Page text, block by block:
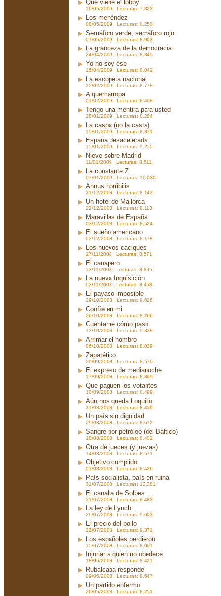
Que viene el lobby
16/05/2009 Lecturas: 7.823
Los menéndez
08/05/2009 Lecturas: 8.253
Semáforo verde, semáforo rojo
07/05/2009 Lecturas: 8.903
La grandeza de la democracia
24/04/2009 Lecturas: 8.349
Yo no soy ése
15/04/2009 Lecturas: 8.042
La escopeta nacional
22/02/2009 Lecturas: 8.778
A quemarropa
01/02/2009 Lecturas: 8.408
Tengo una mentira para usted
28/01/2009 Lecturas: 8.284
La caspa (no la casta)
15/01/2009 Lecturas: 8.371
España desacelerada
15/01/2009 Lecturas: 9.255
Nieve sobre Madrid
11/01/2009 Lecturas: 8.511
La constante Z
07/01/2009 Lecturas: 10.030
Annus horribilis
31/12/2008 Lecturas: 8.143
Un hotel de Mallorca
22/12/2008 Lecturas: 8.113
Maravillas de España
03/12/2008 Lecturas: 8.524
El sueño americano
02/12/2008 Lecturas: 8.178
Los nuevos caciques
27/11/2008 Lecturas: 8.571
El canapero
13/11/2008 Lecturas: 8.805
La nueva Inquisición
03/11/2008 Lecturas: 8.468
El payaso imposible
29/10/2008 Lecturas: 9.626
Confíe en mi
26/10/2008 Lecturas: 8.266
Cuéntame cómo pasó
12/10/2008 Lecturas: 9.338
Arrimar el hombro
06/10/2008 Lecturas: 8.039
Zapatético
29/09/2008 Lecturas: 8.570
El expreso de medianoche
17/09/2008 Lecturas: 8.869
Que paguen los votantes
10/09/2008 Lecturas: 8.499
Aún nos queda Loquillo
31/08/2008 Lecturas: 8.459
Un país sin dignidad
29/08/2008 Lecturas: 8.672
Sangre por petróleo (del Báltico)
18/08/2008 Lecturas: 8.402
Otra de jueces (y juezas)
14/08/2008 Lecturas: 8.571
Objetivo cumplido
01/08/2008 Lecturas: 8.426
País socialista, país en ruina
31/07/2008 Lecturas: 12.281
El canalla de Solbes
31/07/2008 Lecturas: 8.483
La ley de Lynch
26/07/2008 Lecturas: 9.603
El precio del pollo
22/07/2008 Lecturas: 9.371
Los españoles perdieron
15/07/2008 Lecturas: 8.061
Injuriar a quien no obedece
18/06/2008 Lecturas: 8.421
Rubalcaba responde
09/06/2008 Lecturas: 8.647
Un partido enfermo
26/05/2008 Lecturas: 8.251